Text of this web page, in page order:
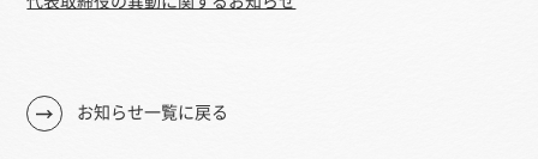
お知らせ一覧に戻る